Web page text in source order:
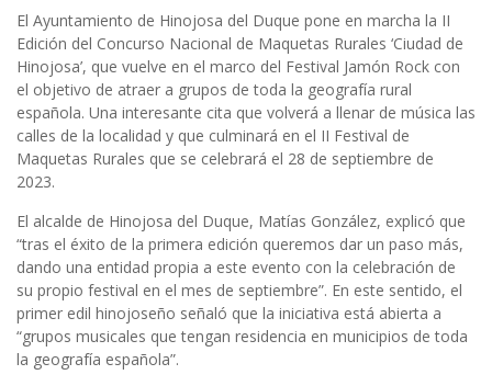
El Ayuntamiento de Hinojosa del Duque pone en marcha la II
Edición del Concurso Nacional de Maquetas Rurales ‘Ciudad de
Hinojosa’, que vuelve en el marco del Festival Jamón Rock con
el objetivo de atraer a grupos de toda la geografía rural
española. Una interesante cita que volverá a llenar de música las
calles de la localidad y que culminará en el II Festival de
Maquetas Rurales que se celebrará el 28 de septiembre de
2023.
El alcalde de Hinojosa del Duque, Matías González, explicó que
“tras el éxito de la primera edición queremos dar un paso más,
dando una entidad propia a este evento con la celebración de
su propio festival en el mes de septiembre”. En este sentido, el
primer edil hinojoseño señaló que la iniciativa está abierta a
“grupos musicales que tengan residencia en municipios de toda
la geografía española”.